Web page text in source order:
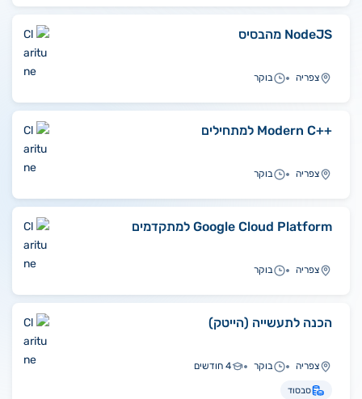
NodeJS מהבסיס
צפריה בוקר
++Modern C למתחילים
צפריה בוקר
Google Cloud Platform למתקדמים
צפריה בוקר
הכנה לתעשייה (הייטק)
צפריה בוקר 4 חודשים
סבסוד